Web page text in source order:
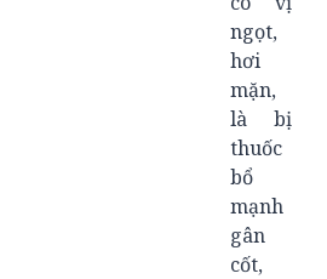
ngọt,
hơi
mặn,
là bị
thuốc
bổ
mạnh
gân
cốt,